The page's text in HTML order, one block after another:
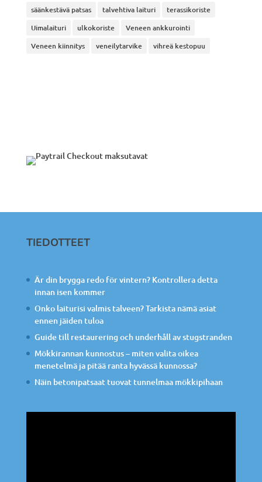
säänkestävä patsas talvehtiva laituri
terassikoriste
Uimalaituri
ulkokoriste
Veneen ankkurointi
Veneen kiinnitys
veneilytarvike vihreä kestopuu
TIEDOTTEET
Är din brygga redo för vintern? Kontrollera detta
innan isen kommer
Onko laiturisi valmis talveen? Tarkista nämä asiat
ennen jäiden tuloa
Guide till restaurering och underhåll av stugstranden
Mökkirannan kunnostus – miten valita oikea
menetelmä ja pitää ranta hyvässä kunnossa?
Näin betonipatsaat tuovat tunnelmaa mökkipihaan